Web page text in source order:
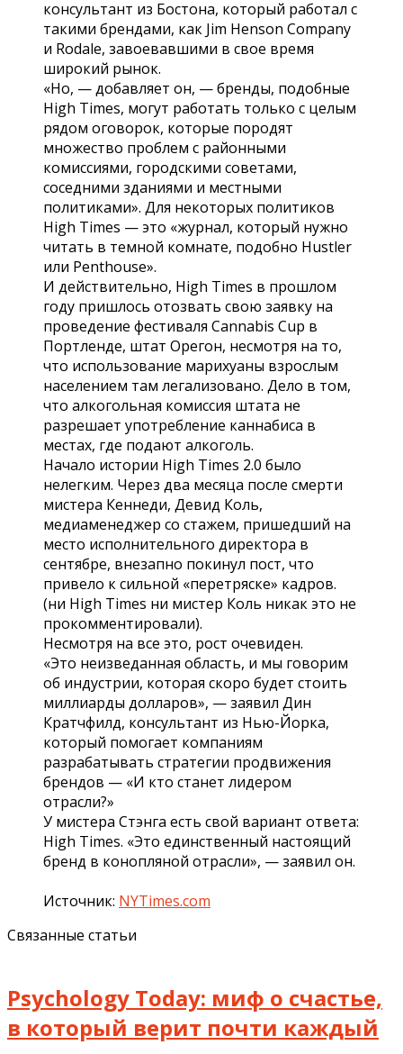
консультант из Бостона, который работал с
такими брендами, как Jim Henson Company
и Rodale, завоевавшими в свое время
широкий рынок.
«Но, — добавляет он, — бренды, подобные
High Times, могут работать только с целым
рядом оговорок, которые породят
множество проблем с районными
комиссиями, городскими советами,
соседними зданиями и местными
политиками». Для некоторых политиков
High Times — это «журнал, который нужно
читать в темной комнате, подобно Hustler
или Penthouse».
И действительно, High Times в прошлом
году пришлось отозвать свою заявку на
проведение фестиваля Cannabis Cup в
Портленде, штат Орегон, несмотря на то,
что использование марихуаны взрослым
населением там легализовано. Дело в том,
что алкогольная комиссия штата не
разрешает употребление каннабиса в
местах, где подают алкоголь.
Начало истории High Times 2.0 было
нелегким. Через два месяца после смерти
мистера Кеннеди, Девид Коль,
медиаменеджер со стажем, пришедший на
место исполнительного директора в
сентябре, внезапно покинул пост, что
привело к сильной «перетряске» кадров.
(ни High Times ни мистер Коль никак это не
прокомментировали).
Несмотря на все это, рост очевиден.
«Это неизведанная область, и мы говорим
об индустрии, которая скоро будет стоить
миллиарды долларов», — заявил Дин
Кратчфилд, консультант из Нью-Йорка,
который помогает компаниям
разрабатывать стратегии продвижения
брендов — «И кто станет лидером
отрасли?»
У мистера Стэнга есть свой вариант ответа:
High Times. «Это единственный настоящий
бренд в конопляной отрасли», — заявил он.
Источник: NYTimes.com
Связанные статьи
Psychology Today: миф о счастье,
в который верит почти каждый